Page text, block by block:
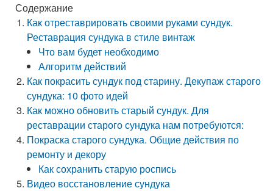
Содержание
Как отреставрировать своими руками сундук.
Реставрация сундука в стиле винтаж
Что вам будет необходимо
Алгоритм действий
Как покрасить сундук под старину. Декупаж старого
сундука: 10 фото идей
Как можно обновить старый сундук. Для
реставрации старого сундука нам потребуются:
Покраска старого сундука. Общие действия по
ремонту и декору
Как сохранить старую роспись
Видео восстановление сундука